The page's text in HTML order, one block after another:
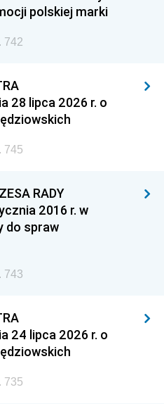
polskiej marki
742
28 lipca 2026 r. o
745
RADY
2016 r. w
do spraw
743
24 lipca 2026 r. o
735